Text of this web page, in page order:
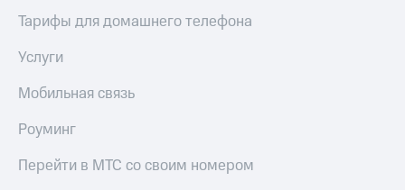
Тарифы для домашнего телефона
Услуги
Мобильная связь
Роуминг
Перейти в МТС со своим номером